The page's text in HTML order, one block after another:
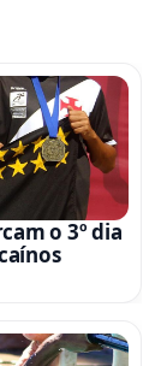
o 3º dia